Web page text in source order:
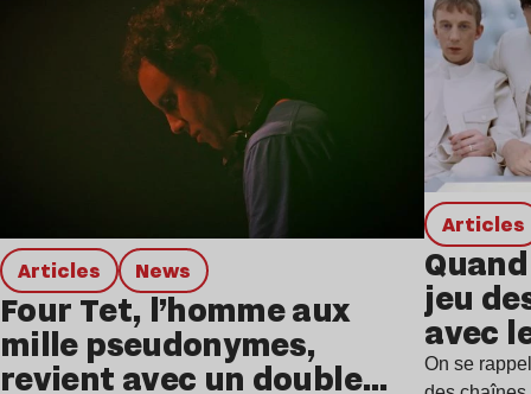
Articles news
Four Tet, l’homme aux
mille pseudonymes,
revient avec un double
Articles
jeu
avec
On se